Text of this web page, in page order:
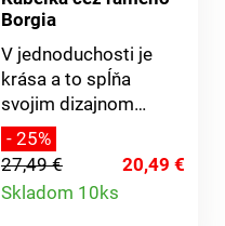
Borgia
V jednoduchosti je
krása a to spĺňa
svojim dizajnom
dámska shopper
kabelka. Svojim
priestranným vnútrom
patrí medzi obzvlášť
- 25%
27,49 €
20,49 €
Skladom 10ks
Detail